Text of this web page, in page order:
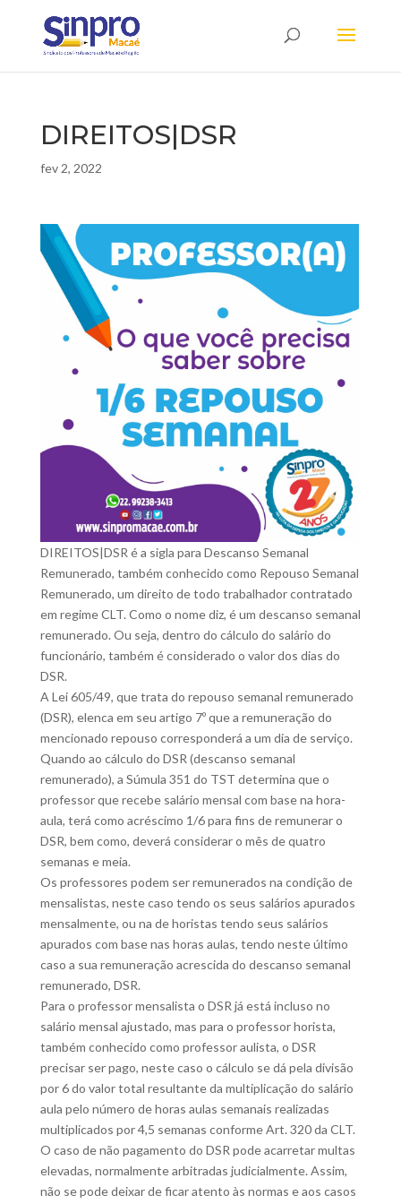
DIREITOS|DSR
fev 2, 2022
DIREITOS|DSR é a sigla para Descanso Semanal
Remunerado, também conhecido como Repouso Semanal
Remunerado, um direito de todo trabalhador contratado
em regime CLT. Como o nome diz, é um descanso semanal
remunerado. Ou seja, dentro do cálculo do salário do
funcionário, também é considerado o valor dos dias do
DSR.
A Lei 605/49, que trata do repouso semanal remunerado
(DSR), elenca em seu artigo 7º que a remuneração do
mencionado repouso corresponderá a um dia de serviço.
Quando ao cálculo do DSR (descanso semanal
remunerado), a Súmula 351 do TST determina que o
professor que recebe salário mensal com base na hora-
aula, terá como acréscimo 1/6 para fins de remunerar o
DSR, bem como, deverá considerar o mês de quatro
semanas e meia.
Os professores podem ser remunerados na condição de
mensalistas, neste caso tendo os seus salários apurados
mensalmente, ou na de horistas tendo seus salários
apurados com base nas horas aulas, tendo neste último
caso a sua remuneração acrescida do descanso semanal
remunerado, DSR.
Para o professor mensalista o DSR já está incluso no
salário mensal ajustado, mas para o professor horista,
também conhecido como professor aulista, o DSR
precisar ser pago, neste caso o cálculo se dá pela divisão
por 6 do valor total resultante da multiplicação do salário
aula pelo número de horas aulas semanais realizadas
multiplicados por 4,5 semanas conforme Art. 320 da CLT.
O caso de não pagamento do DSR pode acarretar multas
elevadas, normalmente arbitradas judicialmente. Assim,
não se pode deixar de ficar atento às normas e aos casos